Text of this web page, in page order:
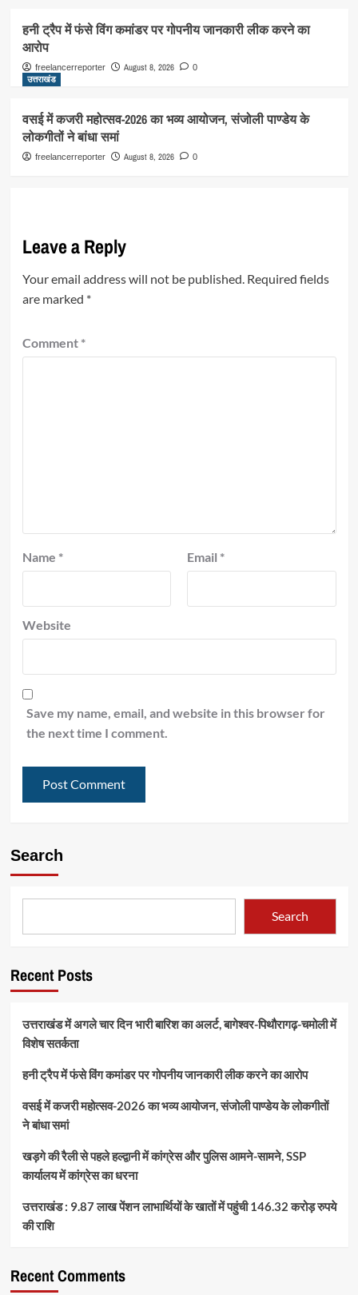
हनी ट्रैप में फंसे विंग कमांडर पर गोपनीय जानकारी लीक करने का
आरोप
freelancerreporter August 8, 2026 0
उत्तराखंड
वसई में कजरी महोत्सव-2026 का भव्य आयोजन, संजोली पाण्डेय के
लोकगीतों ने बांधा समां
freelancerreporter August 8, 2026 0
Leave a Reply
Your email address will not be published. Required fields
are marked *
Comment *
Name * Email *
Website
Save my name, email, and website in this browser for
the next time I comment.
Search
Search
Recent Posts
उत्तराखंड में अगले चार दिन भारी बारिश का अलर्ट, बागेश्वर-पिथौरागढ़-चमोली में
विशेष सतर्कता
हनी ट्रैप में फंसे विंग कमांडर पर गोपनीय जानकारी लीक करने का आरोप
वसई में कजरी महोत्सव-2026 का भव्य आयोजन, संजोली पाण्डेय के लोकगीतों
ने बांधा समां
खड़गे की रैली से पहले हल्द्वानी में कांग्रेस और पुलिस आमने-सामने, SSP
कार्यालय में कांग्रेस का धरना
उत्तराखंड : 9.87 लाख पेंशन लाभार्थियों के खातों में पहुंची 146.32 करोड़ रुपये
की राशि
Recent Comments